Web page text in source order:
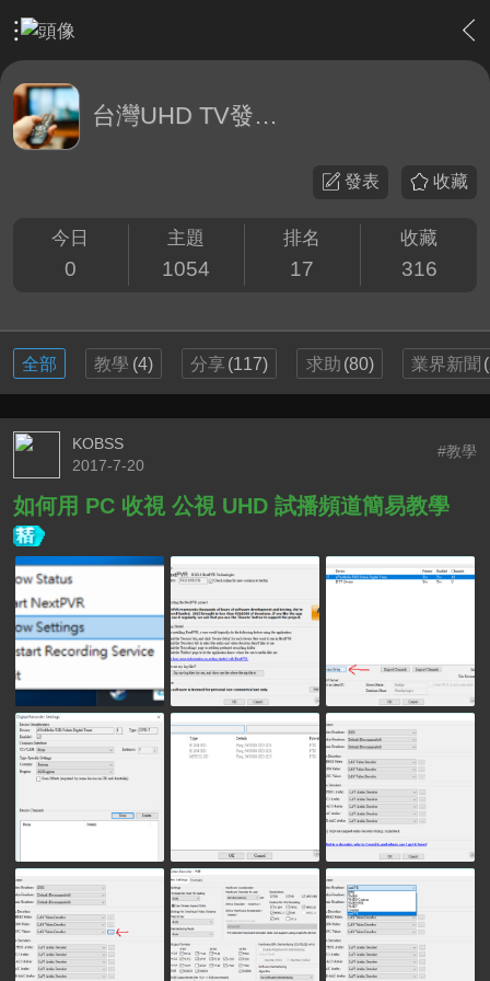
綜合討論區 › 台灣UHD TV發展討論區
台灣UHD TV發展討論區
收藏
發表
今日
0
主題
1054
排名
17
收藏
316
全部 教學 (4) 分享 (117) 求助 (80) 業界新聞
KOBSS
2017-7-20
#教學
如何用 PC 收視 公視 UHD 試播頻道簡易教學